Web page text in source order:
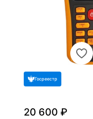
Госреестр
20 600 ₽